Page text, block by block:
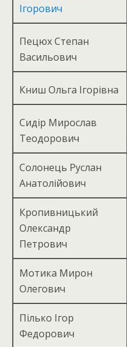
Ігорович
Пецюх Степан
Васильович
Книш Ольга Ігорівна
Сидір Мирослав
Теодорович
Солонець Руслан
Анатолійович
Кропивницький
Олександр
Петрович
Мотика Мирон
Олегович
Пілько Ігор
Федорович